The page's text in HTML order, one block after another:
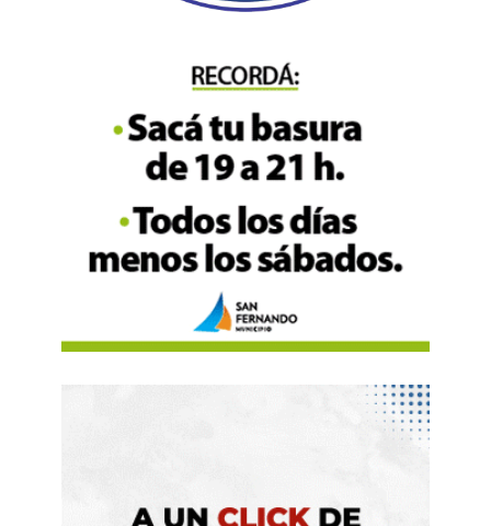
costo de sostener un sistema que cruje.
El preceptor es quien
garantiza que el milagro del
aula sea posible. Es el
guardián de la república en
su expresión más pura y